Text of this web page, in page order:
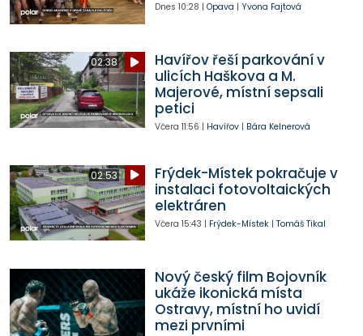
Dnes 10:28 | Opava | Yvona Fajtová
02:38
Havířov řeší parkování v
ulicích Haškova a M.
Majerové, místní sepsali
petici
Včera 11:56 | Havířov| Bára Kelnerová
02:53
Frýdek-Místek pokračuje v
instalaci fotovoltaických
elektráren
Včera 15:43 | Frýdek-Místek| Tomáš Tikal
Nový český film Bojovník
ukáže ikonická místa
Ostravy, místní ho uvidí
mezi prvními